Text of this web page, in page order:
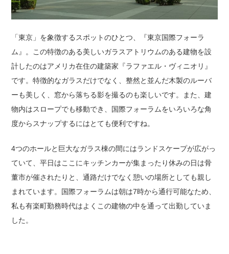
「東京」を象徴するスポットのひとつ、『東京国際フォーラ
ム』。この特徴のある美しいガラスアトリウムのある建物を設
計したのはアメリカ在住の建築家『ラファエル・ヴィニオリ』
です。特徴的なガラスだけでなく、整然と並んだ木製のルーバ
ーも美しく、窓から落ちる影を撮るのも楽しいです。また、建
物内はスロープでも移動でき、国際フォーラムをいろいろな角
度からスナップするにはとても便利ですね。
4つのホールと巨大なガラス棟の間にはランドスケープが広がっ
ていて、平日はここにキッチンカーが集まったり休みの日は骨
董市が催されたりと、通路だけでなく憩いの場所としても親し
まれています。国際フォーラムは朝は7時から通行可能なため、
私も有楽町勤務時代はよくこの建物の中を通って出勤していま
した。